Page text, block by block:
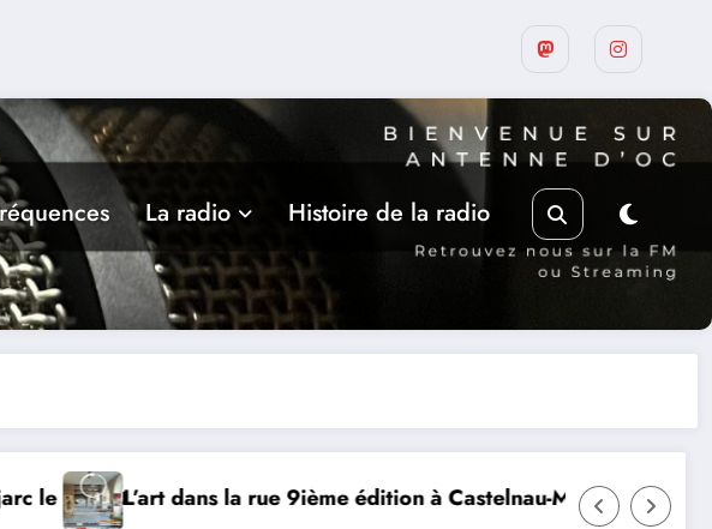
La radio Histoire de la radio
Castelnau-MontratierMERCREDI 12 AOUT, ECLIPSE SOLAIRE